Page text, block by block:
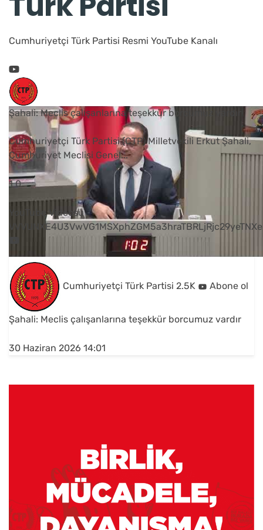
Cumhuriyetçi Türk Partisi Resmi YouTube Kanalı
Şahali: Meclis çalışanlarına teşekkür borcumuz vardır
Cumhuriyetçi Türk Partisi (CTP) Milletvekili Erkut Şahali,
Cumhuriyet Meclisi Genel...
1 0
YouTube Videosu
Cumhuriyetçi Türk Partisi 2.5K Abone ol
Şahali: Meclis çalışanlarına teşekkür borcumuz vardır
30 Haziran 2026 14:01